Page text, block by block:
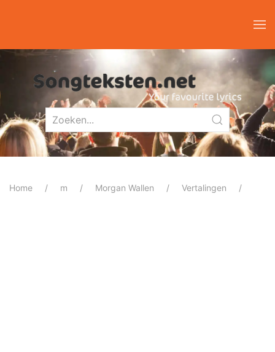
Home m Morgan Wallen Vertalingen